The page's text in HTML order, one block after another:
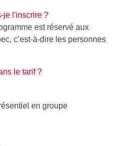
je l'inscrire ?
est réservé aux
c’est-à-dire les personnes
le tarif ?
en groupe